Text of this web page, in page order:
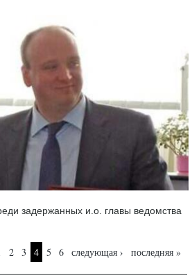
задержанных и.о. главы ведомства
2 3 4 5 6 следующая › последняя »